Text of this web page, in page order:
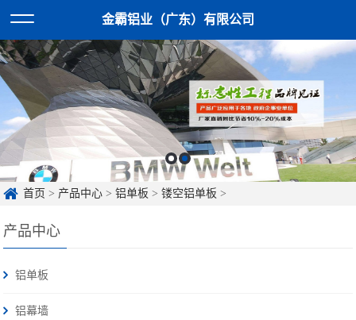
金霸铝业（广东）有限公司
首页 > 产品中心 >铝单板 >镂空铝单板 >
产品中心
铝单板
铝幕墙